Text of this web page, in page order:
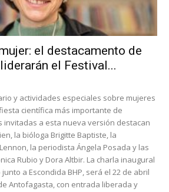
el destacamento de
el Festival...
y actividades especiales sobre mujeres
científica más importante de
invitadas a esta nueva versión destacan
la bióloga Brigitte Baptiste, la
la periodista Ángela Posada y las
Rubio y Dora Altbir. La charla inaugural
a Escondida BHP, será el 22 de abril
Antofagasta, con entrada liberada y